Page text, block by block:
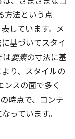
方法という点
しています。メ
基づいてスタイ
は要素の寸法に基
り、スタイルの
ンスの面で多く
時点で、コンテ
っています。